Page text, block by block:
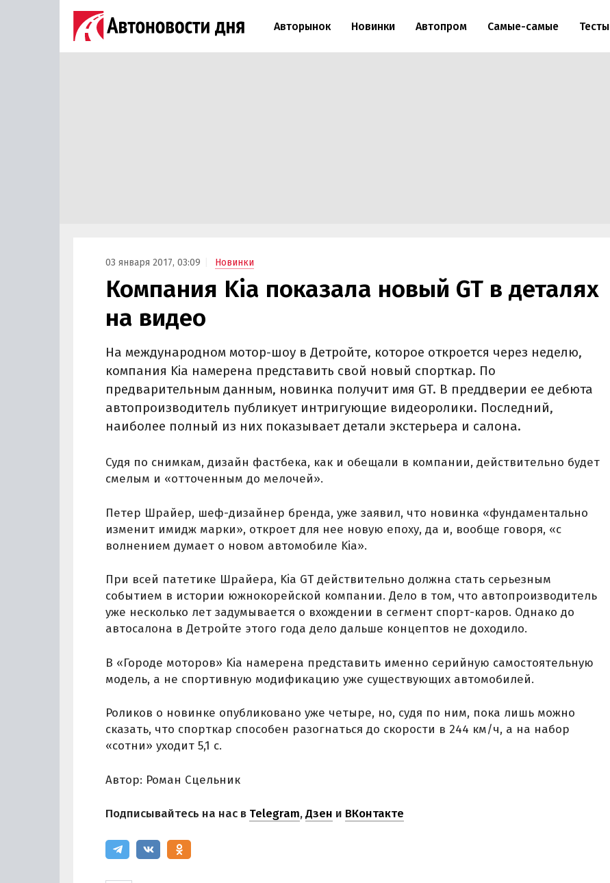
Авторынок Новинки Автопром Самые-самые Тесты
03 января 2017, 03:09 Новинки
Компания Kia показала новый GT в деталях
на видео
На международном мотор-шоу в Детройте, которое откроется через неделю,
компания Kia намерена представить свой новый спорткар. По
предварительным данным, новинка получит имя GT. В преддверии ее дебюта
автопроизводитель публикует интригующие видеоролики. Последний,
наиболее полный из них показывает детали экстерьера и салона.
Судя по снимкам, дизайн фастбека, как и обещали в компании, действительно будет
смелым и «отточенным до мелочей».
Петер Шрайер, шеф-дизайнер бренда, уже заявил, что новинка «фундаментально
изменит имидж марки», откроет для нее новую епоху, да и, вообще говоря, «с
волнением думает о новом автомобиле Kia».
При всей патетике Шрайера, Kia GT действительно должна стать серьезным
событием в истории южнокорейской компании. Дело в том, что автопроизводитель
уже несколько лет задумывается о вхождении в сегмент спорт-каров. Однако до
автосалона в Детройте этого года дело дальше концептов не доходило.
В «Городе моторов» Kia намерена представить именно серийную самостоятельную
модель, а не спортивную модификацию уже существующих автомобилей.
Роликов о новинке опубликовано уже четыре, но, судя по ним, пока лишь можно
сказать, что спорткар способен разогнаться до скорости в 244 км/ч, а на набор
«сотни» уходит 5,1 с.
Автор: Роман Сцельник
Подписывайтесь на нас в Telegram,Дзен и ВКонтакте